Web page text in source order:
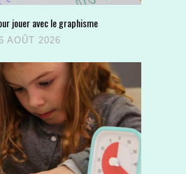
jouer avec le graphisme
AOÛT 2026